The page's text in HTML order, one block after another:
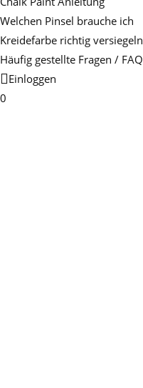
Welchen Pinsel brauche ich
Kreidefarbe richtig versiegeln
Häufig gestellte Fragen / FAQ
Einloggen
0